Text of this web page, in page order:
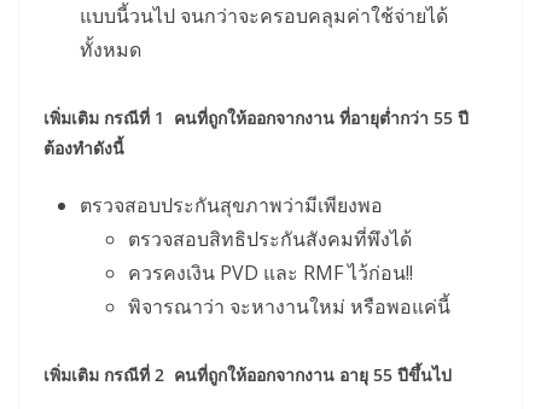
แบบนี้วนไป จนกว่าจะครอบคลุมค่าใช้จ่ายได้
ทั้งหมด
เพิ่มเติม กรณีที่ 1 คนที่ถูกให้ออกจากงาน ที่อายุต่ำกว่า 55 ปี
ต้องทำดังนี้
ตรวจสอบประกันสุขภาพว่ามีเพียงพอ
ตรวจสอบสิทธิประกันสังคมที่พึงได้
ควรคงเงิน PVD และ RMF ไว้ก่อน!!
พิจารณาว่า จะหางานใหม่ หรือพอแค่นี้
เพิ่มเติม กรณีที่ 2 คนที่ถูกให้ออกจากงาน อายุ 55 ปีขึ้นไป